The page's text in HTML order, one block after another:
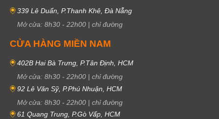
339 Lê Duẩn, P.Thanh Khê, Đà Nẵng
Mở cửa: 8h30 - 22h00 | chỉ đường
CỬA HÀNG MIỀN NAM
402B Hai Bà Trưng, P.Tân Định, HCM
Mở cửa: 8h30 - 22h00 | chỉ đường
92 Lê Văn Sỹ, P.Phú Nhuận, HCM
Mở cửa: 8h30 - 22h00 | chỉ đường
61 Quang Trung, P.Gò Vấp, HCM